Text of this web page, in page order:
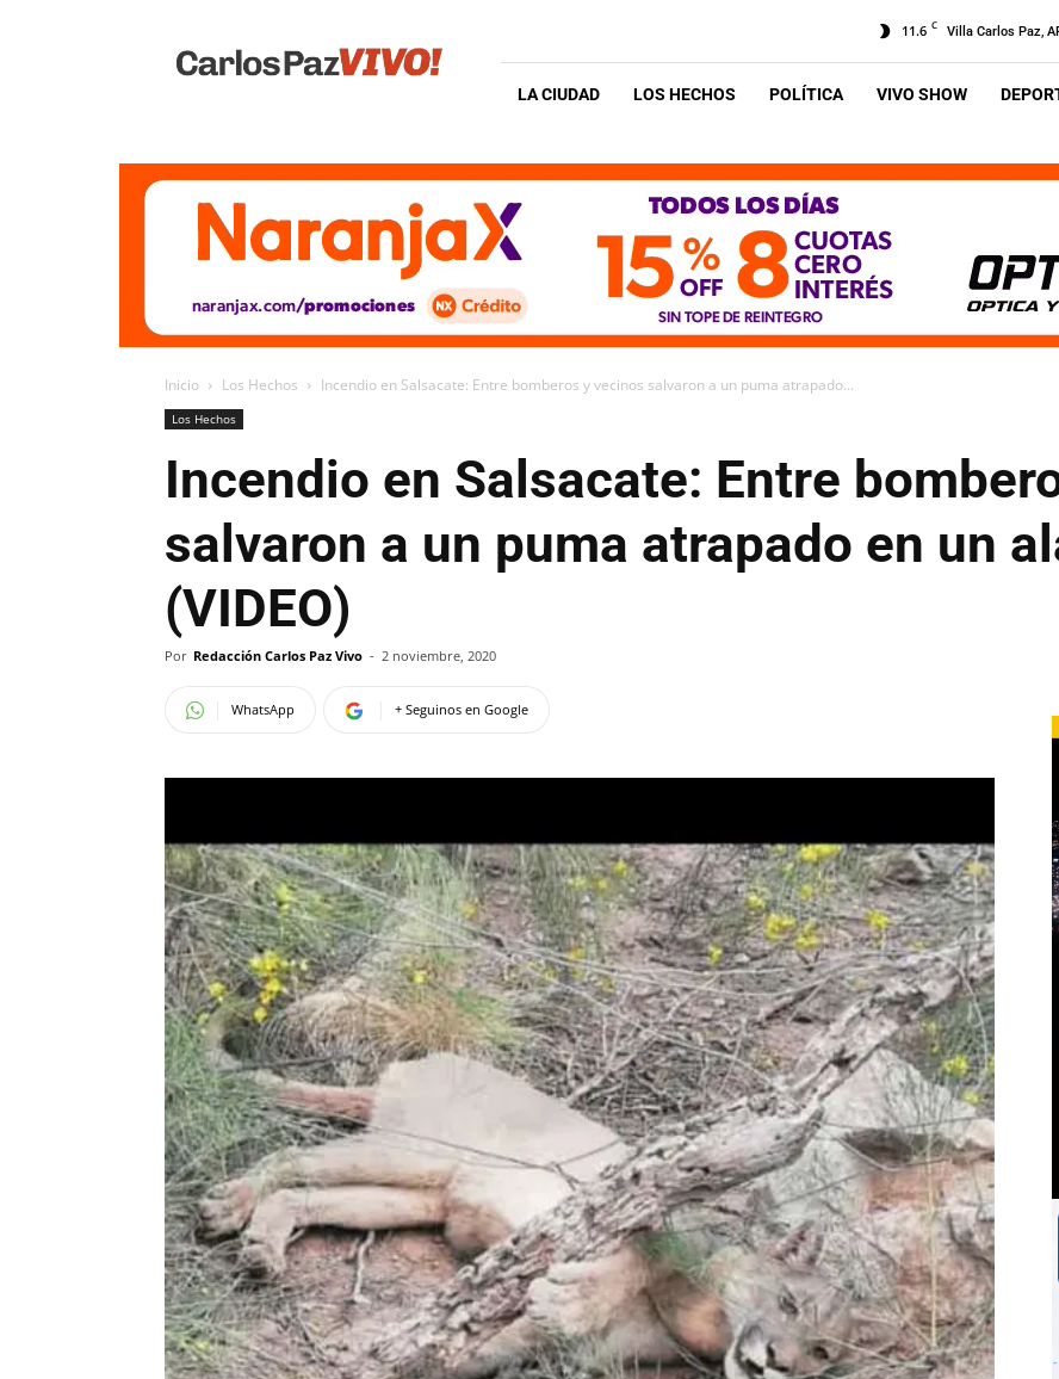
Vivo
11.6 C Villa Carlos Paz,
LA CIUDAD LOS HECHOS POLÍTICA VIVO SHOW
Inicio Los Hechos Incendio en Salsacate: Entre bomberos y vecinos salvaron a un puma atrapado...
Los Hechos
Incendio en Salsacate: Entre
salvaron a un puma atrapado en un
(VIDEO)
Por Redacción Carlos Paz Vivo - 2 noviembre, 2020
WhatsApp + Seguinos en Google